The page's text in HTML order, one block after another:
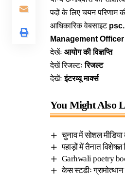
पदों के लिए चयन परिणाम
आधिकारिक वेबसाइट
Management
देखेंः आयोग की विज्ञप्ति
देखें रिजल्टःरिजल्ट
देखेंःइंटरव्यू मार्क्स
You Might Also
चुनाव में सोशल मीडिया
पहाड़ों में तैनात
Garhwali poetry
केस स्टडीः